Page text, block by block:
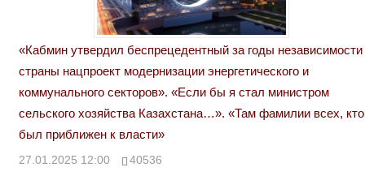
«Кабмин утвердил беспрецедентный за годы независимости
страны нацпроект модернизации энергетического и
коммунального секторов». «Если бы я стал министром
сельского хозяйства Казахстана…». «Там фамилии всех, кто
был приближен к власти»
27.01.2025 12:00 40536